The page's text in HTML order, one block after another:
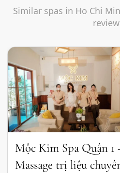
Similar spas in Ho Chi
Mộc Kim Spa Quận 1
Massage trị liệu